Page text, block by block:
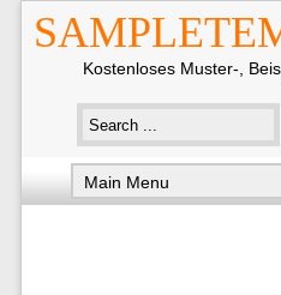
Kostenloses Muster-,